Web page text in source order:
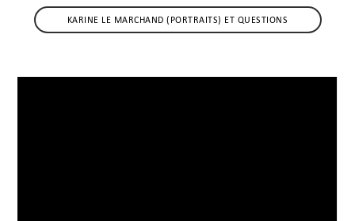
KARINE LE MARCHAND (PORTRAITS) ET QUESTIONS